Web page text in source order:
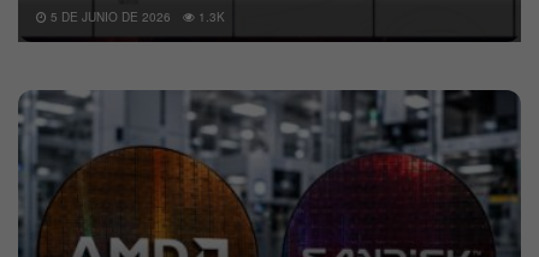
5 DE JUNIO DE 2026 1.3K